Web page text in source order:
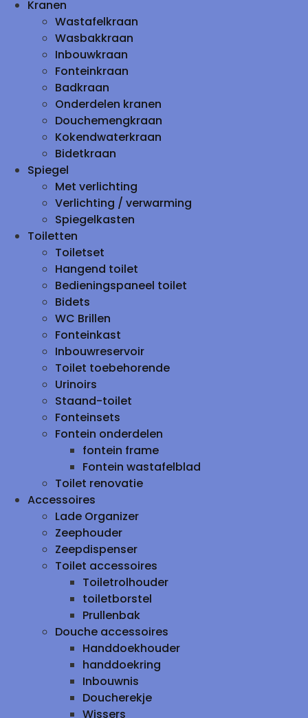
Kranen
Wastafelkraan
Wasbakkraan
Inbouwkraan
Fonteinkraan
Badkraan
Onderdelen kranen
Douchemengkraan
Kokendwaterkraan
Bidetkraan
Spiegel
Met verlichting
Verlichting / verwarming
Spiegelkasten
Toiletten
Toiletset
Hangend toilet
Bedieningspaneel toilet
Bidets
WC Brillen
Fonteinkast
Inbouwreservoir
Toilet toebehorende
Urinoirs
Staand-toilet
Fonteinsets
Fontein onderdelen
fontein frame
Fontein wastafelblad
Toilet renovatie
Accessoires
Lade Organizer
Zeephouder
Zeepdispenser
Toilet accessoires
Toiletrolhouder
toiletborstel
Prullenbak
Douche accessoires
Handdoekhouder
handdoekring
Inbouwnis
Doucherekje
Wissers